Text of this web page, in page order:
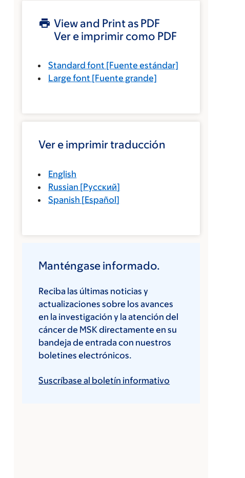
View and Print as PDF
Ver e imprimir como PDF
Standard font [Fuente estándar]
Large font [Fuente grande]
Ver e imprimir traducción
English
Russian [Русский]
Spanish [Español]
Manténgase informado.
Reciba las últimas noticias y
actualizaciones sobre los avances
en la investigación y la atención del
cáncer de MSK directamente en su
bandeja de entrada con nuestros
boletines electrónicos.
Suscríbase al boletín informativo